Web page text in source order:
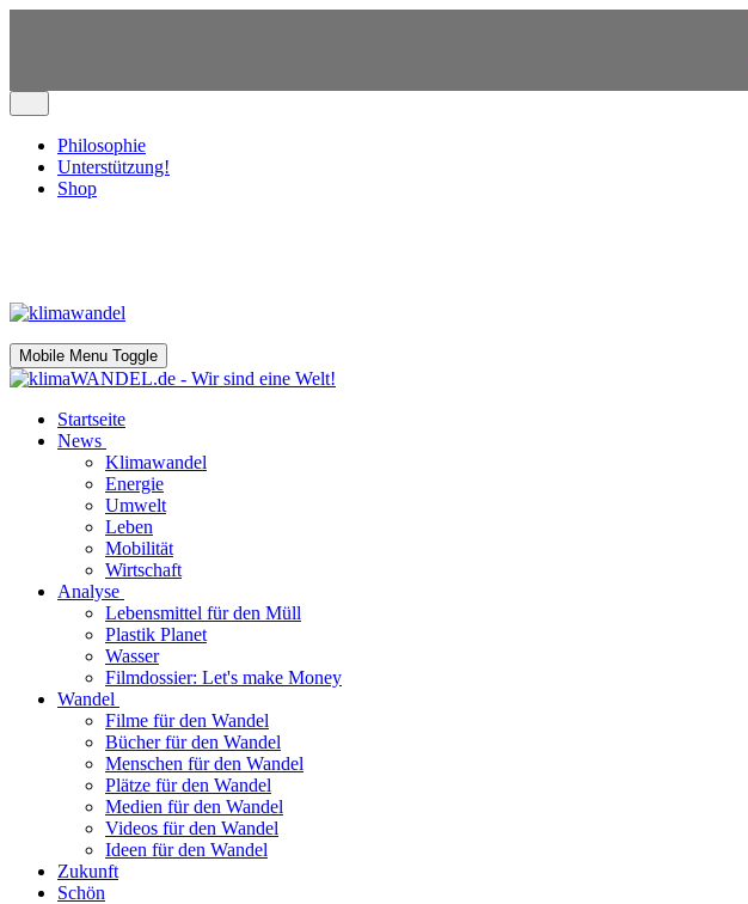
Philosophie
Unterstützung!
Shop
Mobile Menu Toggle
Startseite
News
Klimawandel
Energie
Umwelt
Leben
Mobilität
Wirtschaft
Analyse
Lebensmittel für den Müll
Plastik Planet
Wasser
Filmdossier: Let's make Money
Wandel
Filme für den Wandel
Bücher für den Wandel
Menschen für den Wandel
Plätze für den Wandel
Medien für den Wandel
Videos für den Wandel
Ideen für den Wandel
Zukunft
Schön